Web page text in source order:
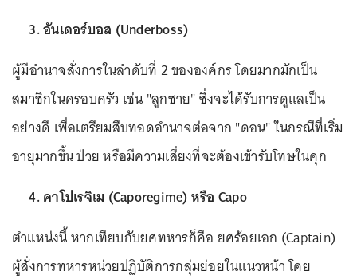
3. อันเดอร์บอส (Underboss)
ผู้มีอำนาจสั่งการในลำดับที่ 2 ขององค์กร โดยมากมักเป็น
สมาชิกในครอบครัว เช่น "ลูกชาย" ซึ่งจะได้รับการดูแลเป็น
อย่างดี เพื่อเตรียมสืบทอดอำนาจต่อจาก "ดอน" ในกรณีที่เริ่ม
อายุมากขึ้น ป่วย หรือมีความเสี่ยงที่จะต้องเข้ารับโทษในคุก
4. คาโปเรจิเม (Caporegime) หรือ Capo
ตำแหน่งนี้ หากเทียบกับยศทหารก็คือ ยศร้อยเอก (Captain)
ผู้สั่งการทหารหน่วยปฏิบัติการกลุ่มย่อยในแนวหน้า โดย